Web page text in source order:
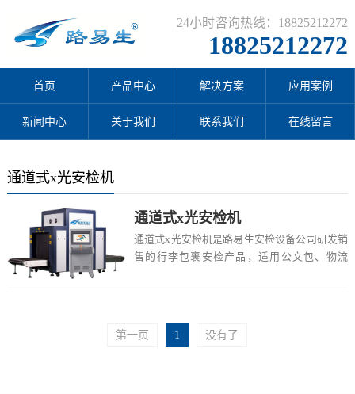
24小时咨询热线：18825212272
18825212272
首页 产品中心 解决方案 应用案例
新闻中心 关于我们 联系我们 在线留言
通道式x光安检机
通道式x光安检机
通道式x光安检机是路易生安检设备公司研发销
售的行李包裹安检产品，适用公文包、物流
第一页 1 没有了